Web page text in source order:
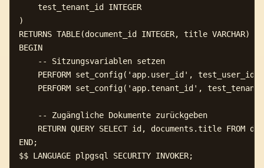
    test_tenant_id INTEGER
)
RETURNS TABLE(document_id INTEGER, title VARCHAR)
BEGIN
    -- Sitzungsvariablen setzen
PERFORM set_config('app.user_id',
PERFORM set_config('app.tenant_id',
    -- Zugängliche Dokumente zurückgeben
RETURN QUERY SELECT id, documents.title FROM
END;
$$ LANGUAGE plpgsql SECURITY INVOKER;